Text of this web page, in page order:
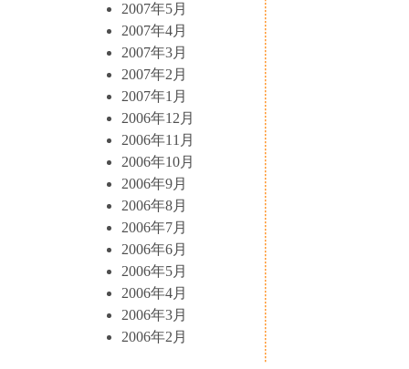
2007年5月
2007年4月
2007年3月
2007年2月
2007年1月
2006年12月
2006年11月
2006年10月
2006年9月
2006年8月
2006年7月
2006年6月
2006年5月
2006年4月
2006年3月
2006年2月